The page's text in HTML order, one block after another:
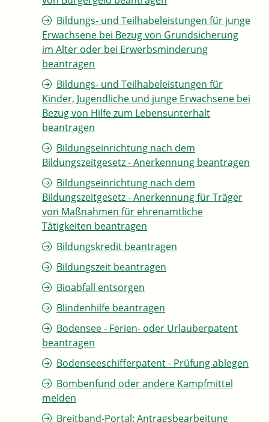
Bildungs- und Teilhabeleistungen für junge
Erwachsene bei Bezug von Grundsicherung
im Alter oder bei Erwerbsminderung
beantragen
Bildungs- und Teilhabeleistungen für
Kinder, Jugendliche und junge Erwachsene bei
Bezug von Hilfe zum Lebensunterhalt
beantragen
Bildungseinrichtung nach dem
Bildungszeitgesetz - Anerkennung beantragen
Bildungseinrichtung nach dem
Bildungszeitgesetz - Anerkennung für Träger
von Maßnahmen für ehrenamtliche
Tätigkeiten beantragen
Bildungskredit beantragen
Bildungszeit beantragen
Bioabfall entsorgen
Blindenhilfe beantragen
Bodensee - Ferien- oder Urlauberpatent
beantragen
Bodenseeschifferpatent - Prüfung ablegen
Bombenfund oder andere Kampfmittel
melden
Breitband-Portal: Antragsbearbeitung